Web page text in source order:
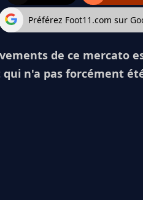
Préférez Foot11.com sur
de ce mercato
n'a pas forcément